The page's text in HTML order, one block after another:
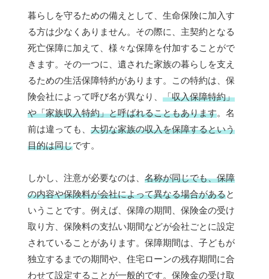
暮らしを守るための備えとして、生命保険に加入す
る方は少なくありません。その際に、主契約となる
死亡保障に加えて、様々な保障を付加することがで
きます。その一つに、遺された家族の暮らしを支え
るための生活保障特約があります。この特約は、保
険会社によって呼び名が異なり、 「収入保障特約」
や「家族収入特約」と呼ばれることもあります。名
前は違っても、 大切な家族の収入を保障するという
目的は同じです。
しかし、注意が必要なのは、 名称が同じでも、保障
の内容や保険料が会社によって異なる場合があると
いうことです。例えば、保障の期間、保険金の受け
取り方、保険料の支払い期間などが会社ごとに設定
されていることがあります。保障期間は、子どもが
独立するまでの期間や、住宅ローンの残存期間に合
わせて設定することが一般的です。保険金の受け取